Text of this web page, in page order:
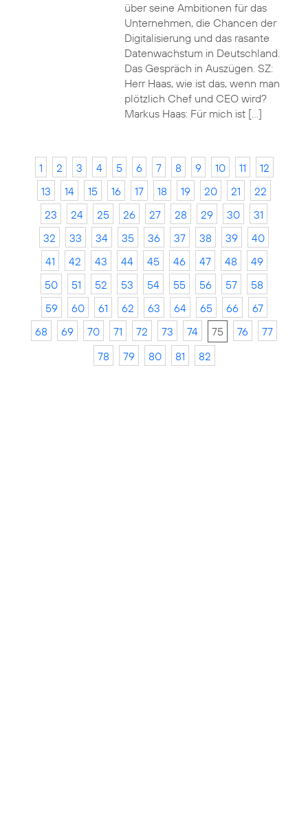
über seine Ambitionen für das
Unternehmen, die Chancen der
Digitalisierung und das rasante
Datenwachstum in Deutschland.
Das Gespräch in Auszügen. SZ:
Herr Haas, wie ist das, wenn man
plötzlich Chef und CEO wird?
Markus Haas: Für mich ist […]
1 2 3 4 5 6 7 8 9 10 11
12
13
14 15 16 17 18 19 20 21
22
23
24 25 26 27 28 29 30
31
32
33 34 35 36 37 38 39
40
41
42 43 44 45 46 47 48
49
50
51 52 53 54 55 56 57
58
59
60 61 62 63 64 65 66
67
68
69 70 71 72 73 74 75 76
77
78
79 80 81 82